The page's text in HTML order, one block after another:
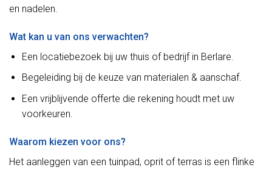
en nadelen.
Wat kan u van ons verwachten?
Een locatiebezoek bij uw thuis of bedrijf in Berlare.
Begeleiding bij de keuze van materialen & aanschaf.
Een vrijblijvende offerte die rekening houdt met uw
voorkeuren.
Waarom kiezen voor ons?
Het aanleggen van een tuinpad, oprit of terras is een flinke